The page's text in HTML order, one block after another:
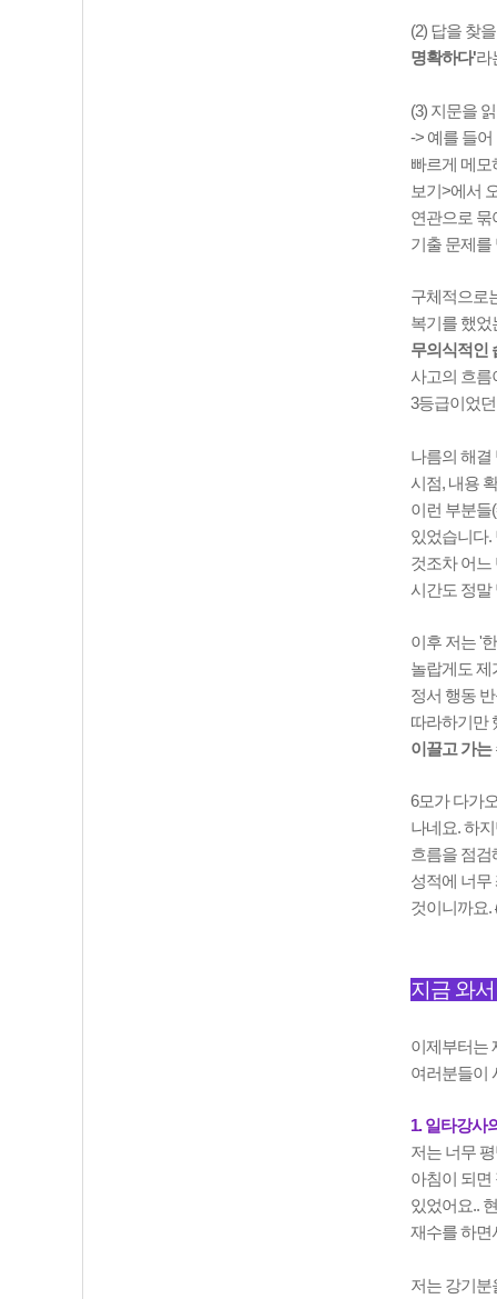
(2) 답을 찾
명확하다'라
(3) 지문을
-> 예를 들
빠르게 메모
보기>에서
연관으로 묶
기출 문제를
구체적으로
복기를 했었
무의식적인
사고의 흐름
3등급이었
나름의 해결
시점, 내용
이런 부분들
있었습니다.
것조차 어느
시간도 정말
이후 저는 '
놀랍게도 제
정서 행동
따라하기만
이끌고 가는
6모가 다가
나네요. 하
흐름을 점검
성적에 너무
것이니까요.
지금 와
이제부터는
여러분들이
1. 일타강사
저는 너무
아침이 되면
있었어요..
재수를 하면
저는 강기분